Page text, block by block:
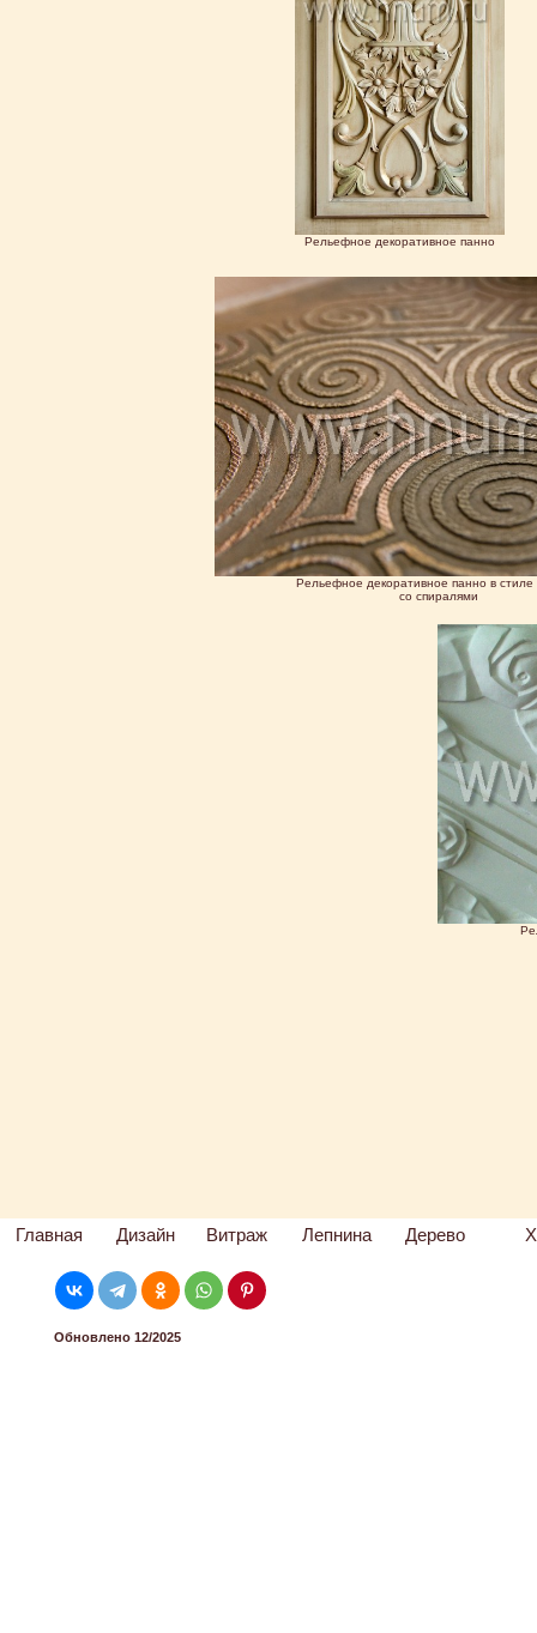
Рельефное декоративное панно
Рельефное декоративное панно в стиле
со спиралями
Главная Дизайн Витраж Лепнина Дерево
Обновлено 12/2025